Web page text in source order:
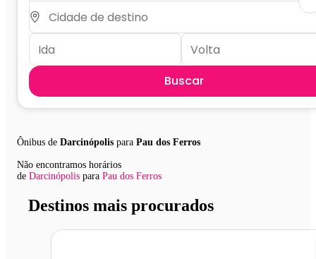
Buscar
Ônibus de Darcinópolis para Pau dos Ferros
Não encontramos horários
de Darcinópolis para Pau dos Ferros
Destinos mais procurados